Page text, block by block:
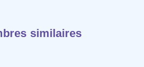
similaires